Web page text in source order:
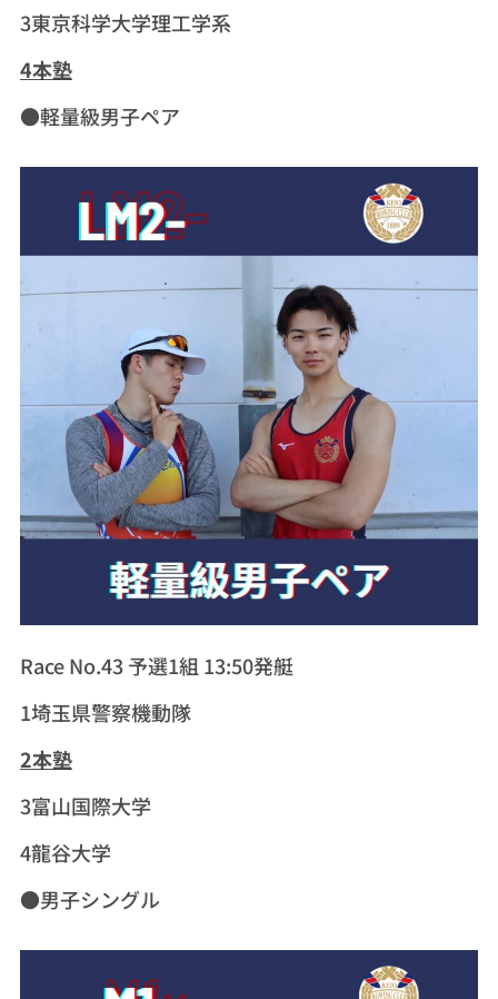
3東京科学大学理工学系
4本塾
●軽量級男子ペア
Race No.43 予選1組 13:50発艇
1埼玉県警察機動隊
2本塾
3富山国際大学
4龍谷大学
●男子シングル